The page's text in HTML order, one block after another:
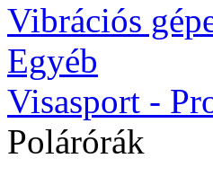
Vibrációs
Egyéb
Visasport -
Polárórák